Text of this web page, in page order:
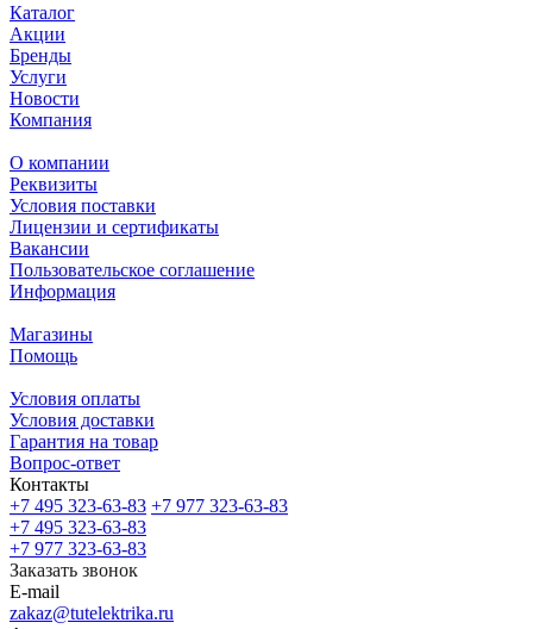
Каталог
Акции
Бренды
Услуги
Новости
Компания
О компании
Реквизиты
Условия поставки
Лицензии и сертификаты
Вакансии
Пользовательское соглашение
Информация
Магазины
Помощь
Условия оплаты
Условия доставки
Гарантия на товар
Вопрос-ответ
Контакты
+7 495 323-63-83 +7 977 323-63-83
+7 495 323-63-83
+7 977 323-63-83
Заказать звонок
E-mail
zakaz@tutelektrika.ru